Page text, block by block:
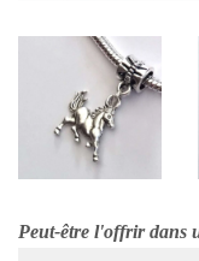
Peut-être l'offrir dans